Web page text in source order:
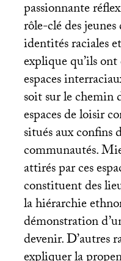
passionnante
rôle-clé des jeunes
identités raciales
explique qu’ils ont
espaces
soit sur le chemin
espaces de loisir
situés aux confins
communautés.
attirés par ces
constituent des
la hiérarchie
démonstration
devenir. D’autres